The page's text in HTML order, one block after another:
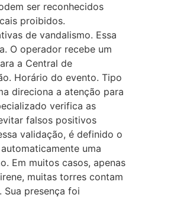
ser reconhecidos
proibidos.
de vandalismo. Essa
O operador recebe um
a Central de
Horário do evento. Tipo
direciona a atenção para
verifica as
falsos positivos
validação, é definido o
uma
Em muitos casos, apenas
muitas torres contam
presença foi